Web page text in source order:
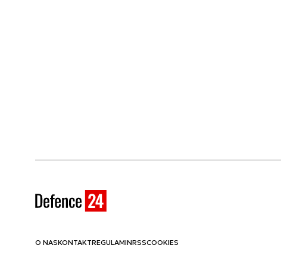
O NASKONTAKTREGULAMINRSSCOOKIES